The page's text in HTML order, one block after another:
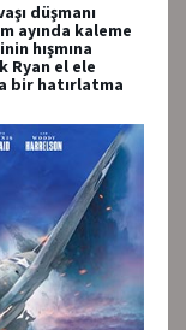
düşmanı
ayında kaleme
hışmına
Ryan el ele
bir hatırlatma